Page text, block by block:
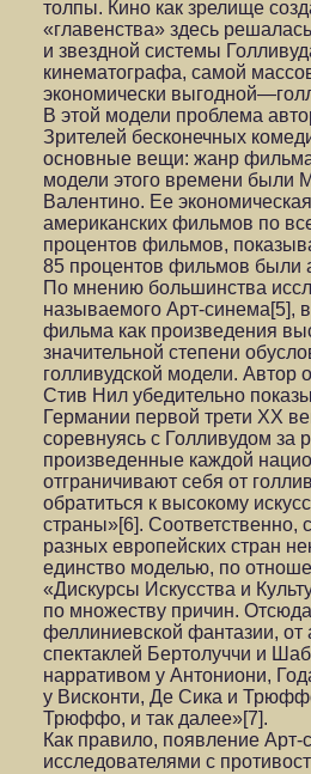
толпы. Кино как зрелище
«главенства» здесь
и звездной системы
кинематографа, самой
экономически
В этой модели проблема
Зрителей бесконечных
основные вещи: жанр
модели этого времени были
Валентино. Ее
американских фильмов по
процентов фильмов,
85 процентов фильмов были
По мнению большинства
называемого Арт-синема[5],
фильма как произведения
значительной степени
голливудской модели. Автор
Стив Нил убедительно
Германии первой трети ХХ
соревнуясь с Голливудом за
произведенные каждой
отграничивают себя от
обратиться к высокому
страны»[6]. Соответственно,
разных европейских стран
единство моделью, по
«Дискурсы Искусства и
по множеству причин.
феллиниевской фантазии,
спектаклей Бертолуччи и
нарративом у Антониони,
у Висконти, Де Сика и
Трюффо, и так далее»[7].
Как правило, появление
исследователями с